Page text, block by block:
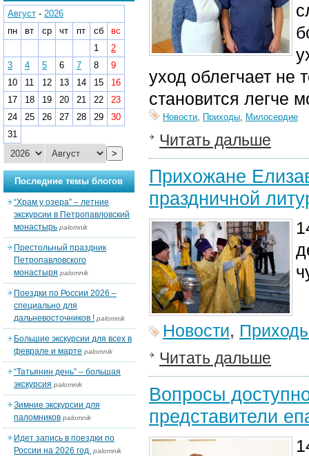
уход облегчает не
становится легче
Новости, Приходы, Милосердие
Читать дальше
Прихожане
праздничной
Новости,
Читать дальше
Вопросы
представители
Август - 2026
пн
вт ср чт пт сб
вс
1
2
3
4 5 6 7 8
9
10
11 12 13 14 15
16
17
18 19 20 21 22
23
24
25 26 27 28 29
30
31
>
Последние темы блогов
“Храм у озера” – летние
экскурсии в Петропавловский
монастырь palomnik
Престольный праздник
Петропавловского
монастыря palomnik
Поездки по России 2026 –
специально для
дальневосточников ! palomnik
Большие экскурсии для всех в
феврале и марте palomnik
“Татьянин день” – большая
экскурсия palomnik
Зимние экскурсии для
паломников palomnik
Идет запись в поездки по
России на 2026 год. palomnik